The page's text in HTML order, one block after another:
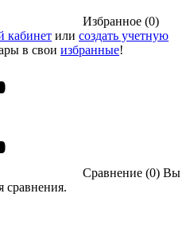
Избранное (0)
кабинет или создать учетную
в свои избранные!
Сравнение (0) Вы
сравнения.